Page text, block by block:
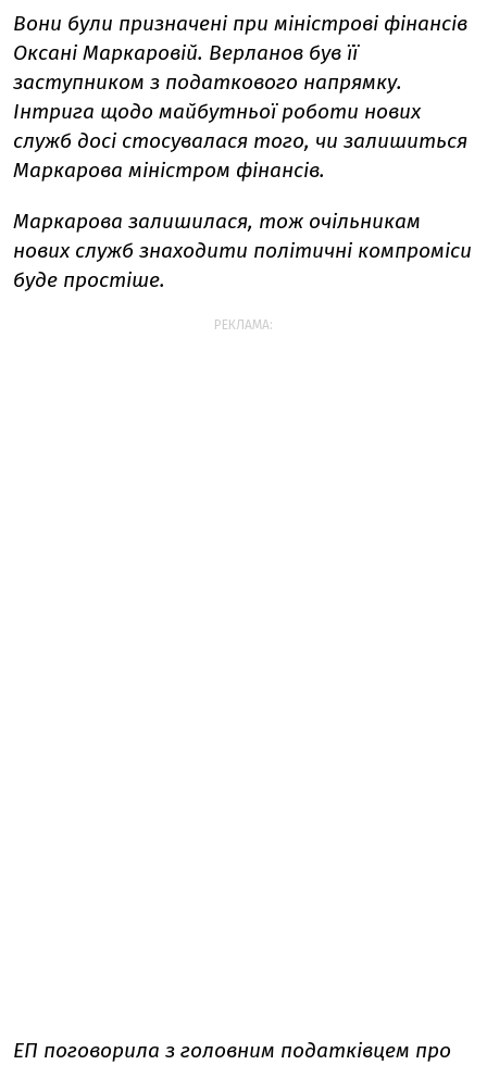
Вони були призначені при міністрові фінансів
Оксані Маркаровій. Верланов був її
заступником з податкового напрямку.
Інтрига щодо майбутньої роботи нових
служб досі стосувалася того, чи залишиться
Маркарова міністром фінансів.
Маркарова залишилася, тож очільникам
нових служб знаходити політичні компроміси
буде простіше.
РЕКЛАМА:
ЕП поговорила з головним податківцем про